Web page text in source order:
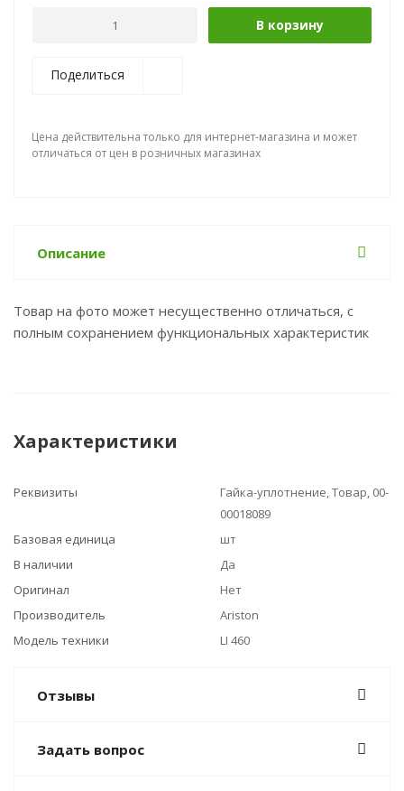
В корзину
Поделиться
Цена действительна только для интернет-магазина и может
отличаться от цен в розничных магазинах
Описание
Товар на фото может несущественно отличаться, с
полным сохранением функциональных характеристик
Характеристики
Реквизиты
Гайка-уплотнение, Товар, 00-
00018089
Базовая единица
шт
В наличии
Да
Оригинал
Нет
Производитель
Ariston
Модель техники
LI 460
Отзывы
Задать вопрос